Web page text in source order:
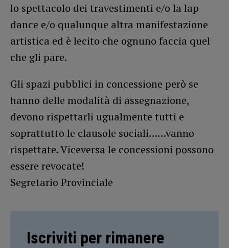
lo spettacolo dei travestimenti e/o la lap
dance e/o qualunque altra manifestazione
artistica ed è lecito che ognuno faccia quel
che gli pare.
Gli spazi pubblici in concessione però se
hanno delle modalità di assegnazione,
devono rispettarli ugualmente tutti e
soprattutto le clausole sociali……vanno
rispettate. Viceversa le concessioni possono
essere revocate!
Segretario Provinciale
Iscriviti per rimanere